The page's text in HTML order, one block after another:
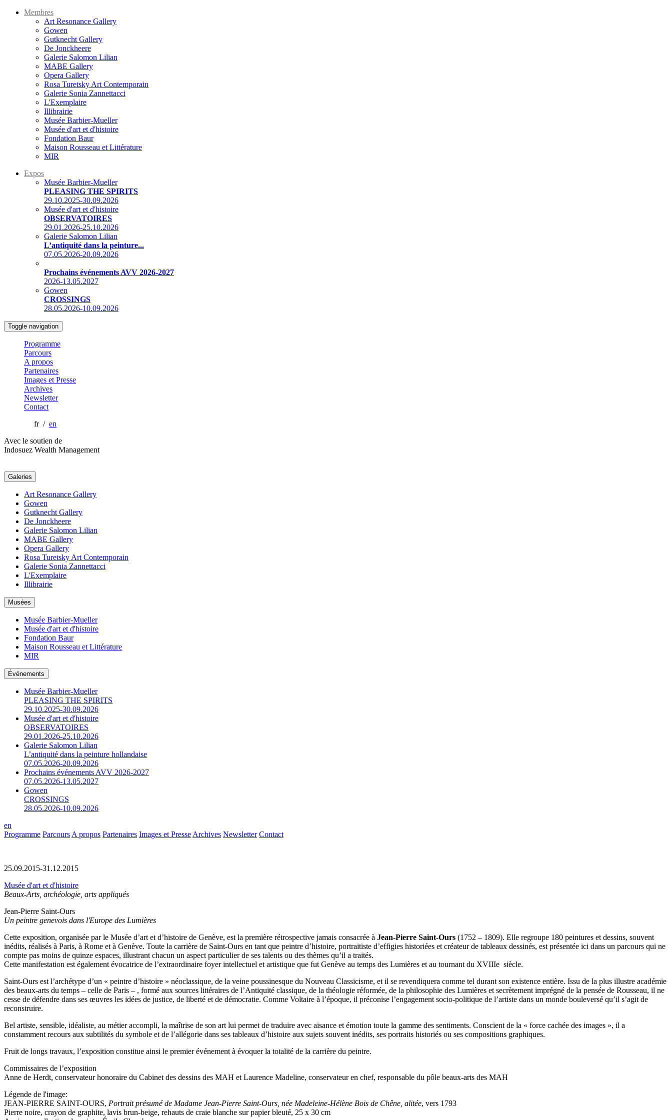
Membres
Art Resonance Gallery
Gowen
Gutknecht Gallery
De Jonckheere
Galerie Salomon Lilian
MABE Gallery
Opera Gallery
Rosa Turetsky Art Contemporain
Galerie Sonia Zannettacci
L'Exemplaire
Illibrairie
Musée Barbier-Mueller
Musée d'art et d'histoire
Fondation Baur
Maison Rousseau et Littérature
MIR
Expos
Musée Barbier-Mueller
PLEASING THE SPIRITS
29.10.2025-30.09.2026
Musée d'art et d'histoire
OBSERVATOIRES
29.01.2026-25.10.2026
Galerie Salomon Lilian
L’antiquité dans la peinture...
07.05.2026-20.09.2026
Prochains événements AVV 2026-2027
2026-13.05.2027
Gowen
CROSSINGS
28.05.2026-10.09.2026
Toggle navigation
Programme
Parcours
A propos
Partenaires
Images et Presse
Archives
Newsletter
Contact
fr / en
Avec le soutien de
Indosuez Wealth Management
Galeries
Art Resonance Gallery
Gowen
Gutknecht Gallery
De Jonckheere
Galerie Salomon Lilian
MABE Gallery
Opera Gallery
Rosa Turetsky Art Contemporain
Galerie Sonia Zannettacci
L'Exemplaire
Illibrairie
Musées
Musée Barbier-Mueller
Musée d'art et d'histoire
Fondation Baur
Maison Rousseau et Littérature
MIR
Événements
Musée Barbier-Mueller
PLEASING THE SPIRITS
29.10.2025-30.09.2026
Musée d'art et d'histoire
OBSERVATOIRES
29.01.2026-25.10.2026
Galerie Salomon Lilian
L’antiquité dans la peinture hollandaise
07.05.2026-20.09.2026
Prochains événements AVV 2026-2027
07.05.2026-13.05.2027
Gowen
CROSSINGS
28.05.2026-10.09.2026
en
Programme Parcours A propos Partenaires Images et Presse Archives Newsletter Contact
25.09.2015-31.12.2015
Musée d'art et d'histoire
Beaux-Arts, archéologie, arts appliqués
Jean-Pierre Saint-Ours
Un peintre genevois dans l'Europe des Lumières
Cette exposition, organisée par le Musée d’art et d’histoire de Genève, est la première rétrospective jamais consacrée à Jean-Pierre Saint-Ours (1752 – 1809). Elle regroupe 180 peintures et dessins, souvent
inédits, réalisés à Paris, à Rome et à Genève. Toute la carrière de Saint-Ours en tant que peintre d’histoire, portraitiste d’effigies historiées et créateur de tableaux dessinés, est présentée ici dans un parcours qui ne
compte pas moins de quinze espaces, illustrant chacun un aspect particulier de ses talents ou des thèmes qu’il a traités.
Cette manifestation est également évocatrice de l’extraordinaire foyer intellectuel et artistique que fut Genève au temps des Lumières et au tournant du XVIIIe siècle.
Saint-Ours est l’archétype d’un « peintre d’histoire » néoclassique, de la veine poussinesque du Nouveau Classicisme, et il se revendiquera comme tel durant son existence entière. Issu de la plus illustre académie
des beaux-arts du temps – celle de Paris – , formé aux sources littéraires de l’Antiquité classique, de la théologie réformée, de la philosophie des Lumières et secrètement imprégné de la pensée de Rousseau, il ne
cesse de défendre dans ses œuvres les idées de justice, de liberté et de démocratie. Comme Voltaire à l’époque, il préconise l’engagement socio-politique de l’artiste dans un monde bouleversé qu’il s’agit de
reconstruire.
Bel artiste, sensible, idéaliste, au métier accompli, la maîtrise de son art lui permet de traduire avec aisance et émotion toute la gamme des sentiments. Conscient de la « force cachée des images », il a
constamment recours aux subtilités du symbole et de l’allégorie dans ses tableaux d’histoire aux sujets souvent inédits, ses portraits historiés ou ses compositions graphiques.
Fruit de longs travaux, l’exposition constitue ainsi le premier événement à évoquer la totalité de la carrière du peintre.
Commissaires de l’exposition
Anne de Herdt, conservateur honoraire du Cabinet des dessins des MAH et Laurence Madeline, conservateur en chef, responsable du pôle beaux-arts des MAH
Légende de l'image:
JEAN-PIERRE SAINT-OURS, Portrait présumé de Madame Jean-Pierre Saint-Ours, née Madeleine-Hélène Bois de Chêne, alitée, vers 1793
Pierre noire, crayon de graphite, lavis brun-beige, rehauts de craie blanche sur papier bleuté, 25 x 30 cm